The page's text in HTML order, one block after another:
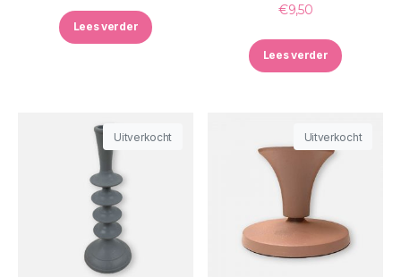
Lees verder
€9,50
Lees verder
Uitverkocht Uitverkocht